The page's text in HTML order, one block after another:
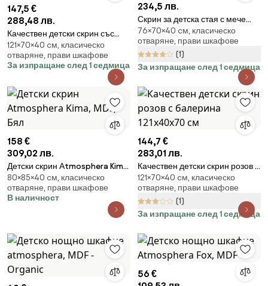
147,5 €
288,48 лв.
Качествен детски скрин със
сладки животинки 121х40х70 см
121×70×40 cм, класическо
отваряне, прави шкафове
За изпращане след 1 седмица
234,5 лв.
Скрин за детска стая с мече
76х40х70 см
76×70×40 cм, класическо
отваряне, прави шкафове
(1)
За изпращане след 1 седмица
158 €
309,02 лв.
Детски скрин Аtmosphera Kima,
MDF, Бял
80×85×40 cм, класическо
отваряне, прави шкафове
В наличност
144,7 €
283,01 лв.
Качествен детски скрин розов с
балерина 121х40х70 см
121×70×40 cм, класическо
отваряне, прави шкафове
(1)
За изпращане след 1 седмица
56 €